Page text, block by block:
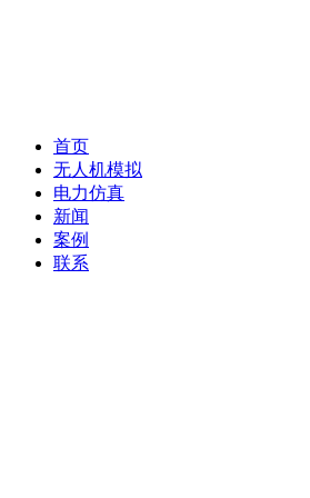
首页
无人机模拟
电力仿真
新闻
案例
联系